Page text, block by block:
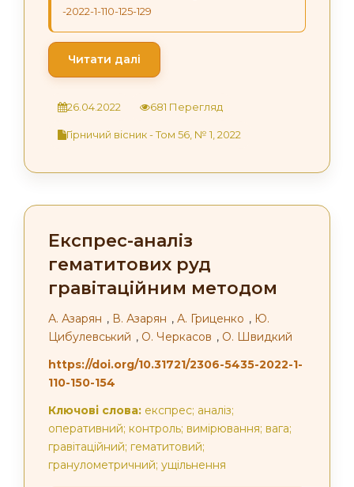
-2022-1-110-125-129
Читати далі
26.04.2022 681 Перегляд
Гірничий вісник - Том 56, № 1, 2022
Eкспрес-аналіз
гематитових руд
гравітаційним методом
А. Азарян , В. Азарян , А. Гриценко , Ю.
Цибулевський , О. Черкасов , О. Швидкий
https://doi.org/10.31721/2306-5435-2022-1-
110-150-154
Ключові слова: eкспрес; аналіз;
оперативний; контроль; вимірювання; вага;
гравітаційний; гематитовий;
гранулометричний; ущільнення